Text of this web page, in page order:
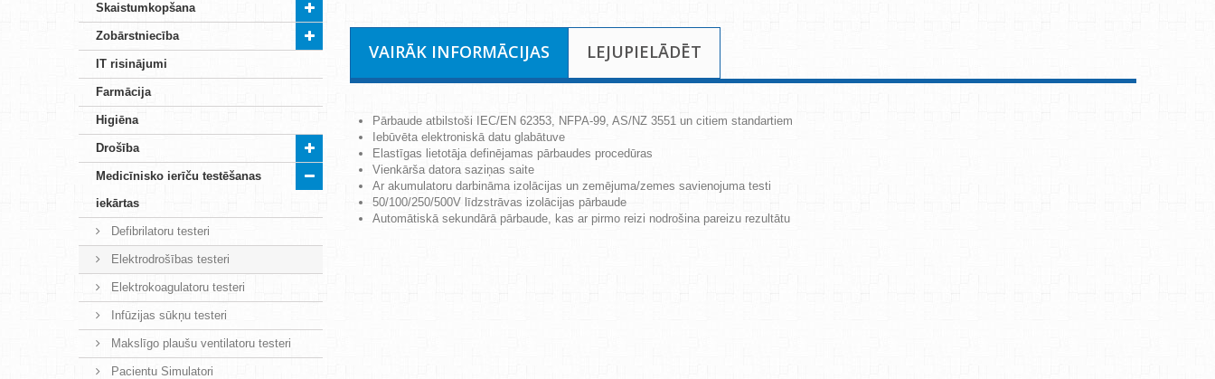
Skaistumkopšana
Zobārstniecība
IT risinājumi
Farmācija
Higiēna
Drošība
Medicīnisko ierīču testēšanas
iekārtas
Defibrilatoru testeri
Elektrodrošības testeri
Elektrokoagulatoru testeri
Infūzijas sūkņu testeri
Makslīgo plaušu ventilatoru testeri
Pacientu Simulatori
VAIRĀK INFORMĀCIJAS LEJUPIELĀDĒT
Pārbaude atbilstoši IEC/EN 62353, NFPA-99, AS/NZ 3551 un citiem standartiem
Iebūvēta elektroniskā datu glabātuve
Elastīgas lietotāja definējamas pārbaudes procedūras
Vienkārša datora saziņas saite
Ar akumulatoru darbināma izolācijas un zemējuma/zemes savienojuma testi
50/100/250/500V līdzstrāvas izolācijas pārbaude
Automātiskā sekundārā pārbaude, kas ar pirmo reizi nodrošina pareizu rezultātu